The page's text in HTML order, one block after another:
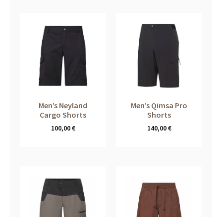
Men’s Neyland
Cargo Shorts
100,00€
Men’s Qimsa Pro
Shorts
140,00€